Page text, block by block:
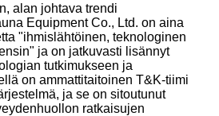
alan johtava trendi
Equipment Co., Ltd. on aina
"ihmislähtöinen, teknologinen
ja on jatkuvasti lisännyt
tutkimukseen ja
on ammattitaitoinen T&K-tiimi
ja se on sitoutunut
ratkaisujen